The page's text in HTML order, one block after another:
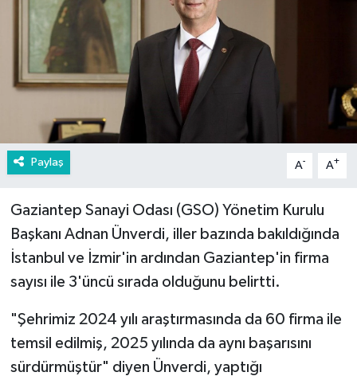
Paylaş A- A+
Gaziantep Sanayi Odası (GSO) Yönetim Kurulu
Başkanı Adnan Ünverdi, iller bazında bakıldığında
İstanbul ve İzmir'in ardından Gaziantep'in firma
sayısı ile 3'üncü sırada olduğunu belirtti.
"Şehrimiz 2024 yılı araştırmasında da 60 firma ile
temsil edilmiş, 2025 yılında da aynı başarısını
sürdürmüştür" diyen Ünverdi, yaptığı